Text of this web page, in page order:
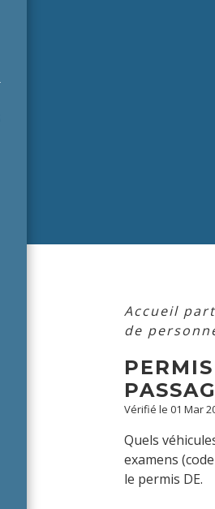
Accueil
de
Vérifié le 01 Mar
Quels
examens
le permis DE.